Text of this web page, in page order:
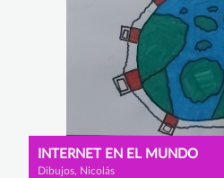
INTERNET EN EL MUNDO
Dibujos, Nicolás